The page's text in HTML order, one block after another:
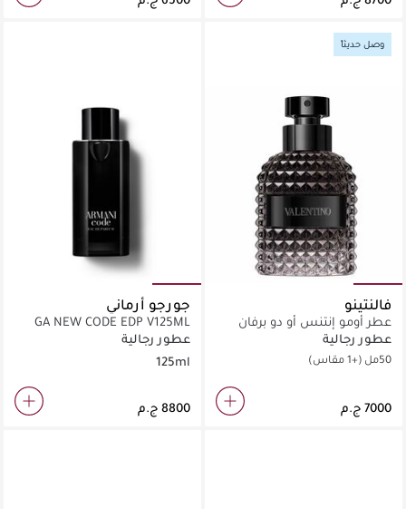
وصل حديثاً
فالنتينو
عطر أومو إنتنس أو دو برفان
عطور رجالية
50مل (+1 مقاس)
جورجو أرماني
GA NEW CODE EDP V125ML
عطور رجالية
125ml